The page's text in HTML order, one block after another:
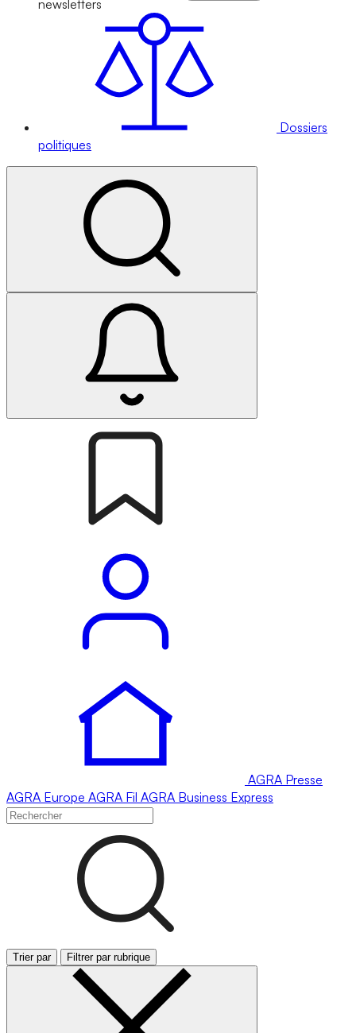
newsletters
Dossiers
politiques
AGRA Presse
AGRA Europe AGRA Fil AGRA Business Express
Trier par Filtrer par rubrique